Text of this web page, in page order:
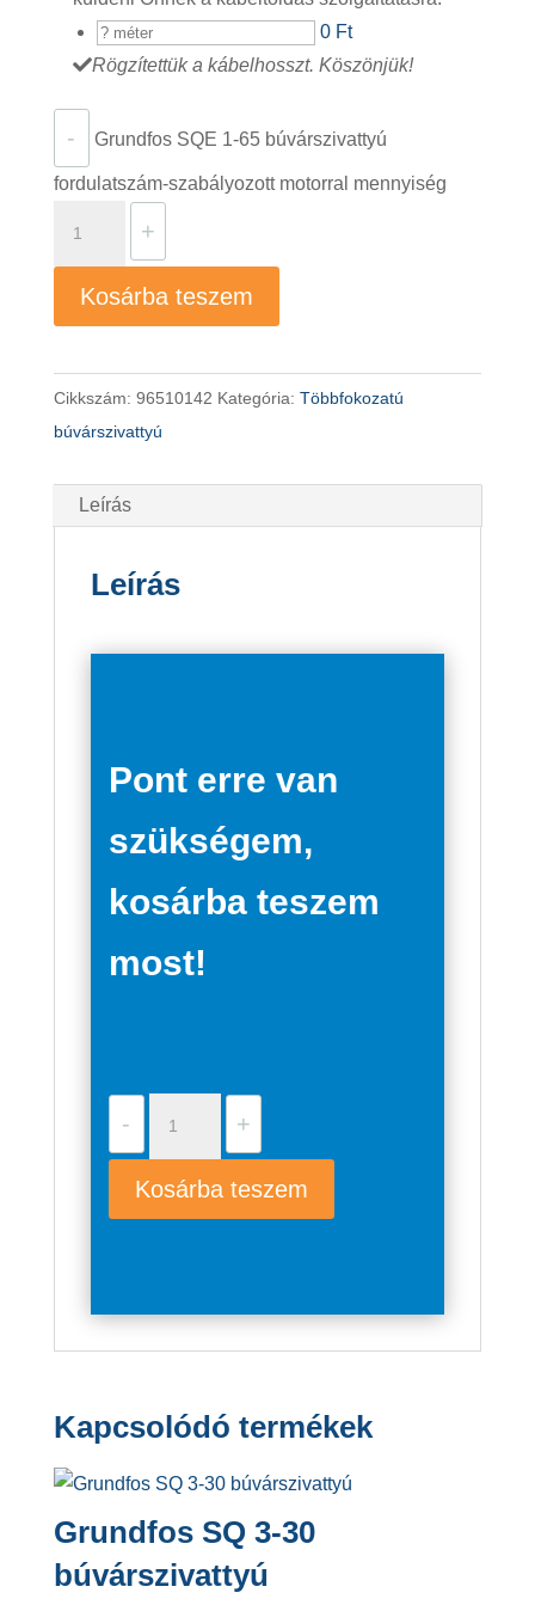
0 Ft
Rögzítettük a kábelhosszt. Köszönjük!
- Grundfos SQE 1-65 búvárszivattyú
fordulatszám-szabályozott motorral mennyiség
+
Kosárba teszem
Cikkszám: 96510142 Kategória: Többfokozatú
búvárszivattyú
Leírás
Leírás
Pont erre van
szükségem,
kosárba teszem
most!
- +
Kosárba teszem
Kapcsolódó termékek
Grundfos SQ 3-30
búvárszivattyú